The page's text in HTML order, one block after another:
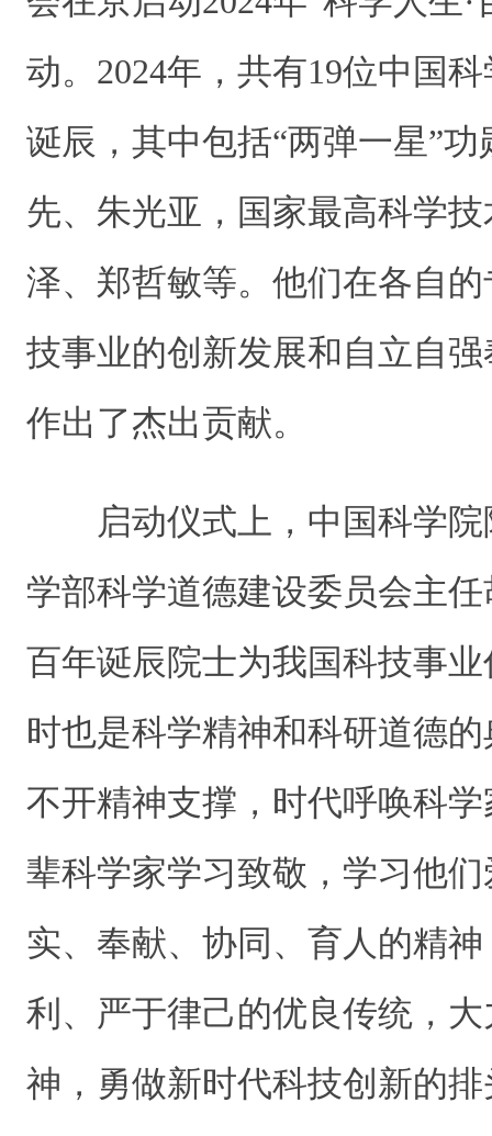
动。2024年，共有19位中国
诞辰，其中包括“两弹一星”
先、朱光亚，国家最高科学
泽、郑哲敏等。他们在各自
技事业的创新发展和自立自
作出了杰出贡献。
启动仪式上，中国科学
学部科学道德建设委员会主
百年诞辰院士为我国科技事
时也是科学精神和科研道德
不开精神支撑，时代呼唤科
辈科学家学习致敬，学习他
实、奉献、协同、育人的精
利、严于律己的优良传统，
神，勇做新时代科技创新的